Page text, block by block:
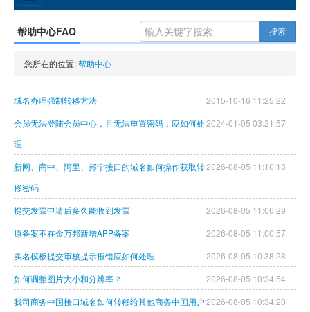
GEO
大模型服务
域名注册
虚拟主机
企业邮箱
SSL证书
云主机
客服中心
帮助中心FAQ 搜索
您所在的位置:帮助中心
2015-10-16 11:25:22
域名办理强制转移方法
2024-01-05 03:21:57
会员无法登陆会员中心，且无法重置密码，应如何处
理
2026-08-05 11:10:13
新网、商中、阿里、邦宁接口的域名如何操作获取转
移密码
2026-08-05 11:06:29
提交发票申请后多久能收到发票
2026-08-05 11:00:57
原备案不在金万邦新增APP备案
2026-08-05 10:38:28
实名模板提交审核提示报错应如何处理
2026-08-05 10:34:54
如何调整图片大小和分辨率？
2026-08-05 10:34:20
我司商务中国接口域名如何转移给其他商务中国用户